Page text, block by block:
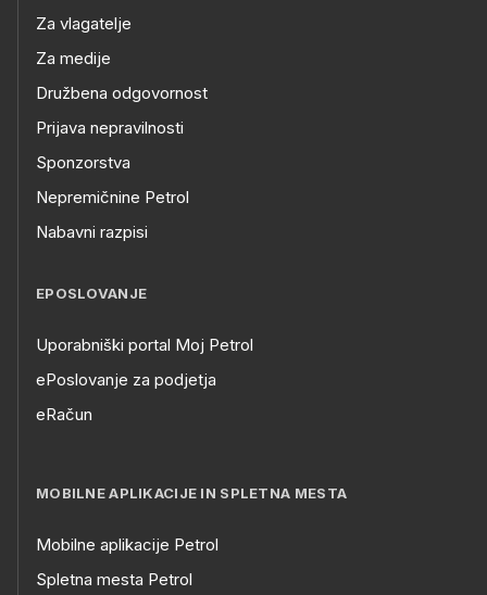
Za vlagatelje
Za medije
Družbena odgovornost
Prijava nepravilnosti
Sponzorstva
Nepremičnine Petrol
Nabavni razpisi
EPOSLOVANJE
Uporabniški portal Moj Petrol
ePoslovanje za podjetja
eRačun
MOBILNE APLIKACIJE IN SPLETNA MESTA
Mobilne aplikacije Petrol
Spletna mesta Petrol